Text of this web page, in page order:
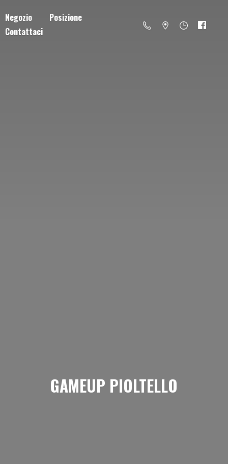
Negozio
Posizione
Contattaci
GAMEUP PIOLTELLO